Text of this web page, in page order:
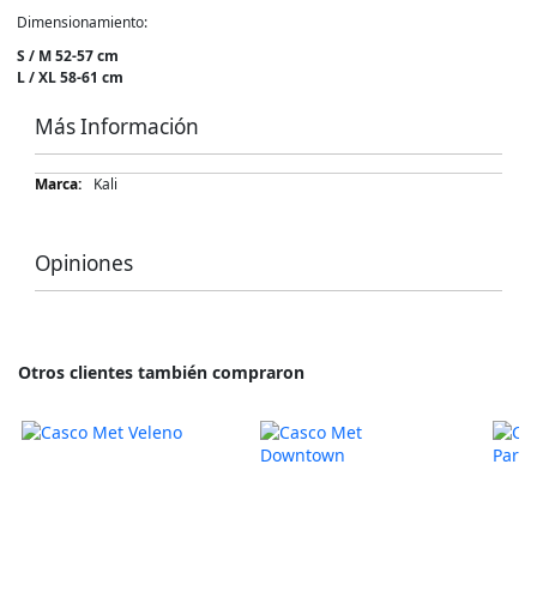
Dimensionamiento:
S / M 52-57 cm
L / XL 58-61 cm
Más Información
Más
Kali
Opiniones
Otros clientes también compraron